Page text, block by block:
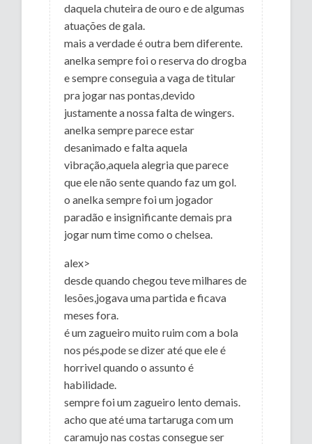
daquela chuteira de ouro e de algumas
atuações de gala.
mais a verdade é outra bem diferente.
anelka sempre foi o reserva do drogba
e sempre conseguia a vaga de titular
pra jogar nas pontas,devido
justamente a nossa falta de wingers.
anelka sempre parece estar
desanimado e falta aquela
vibração,aquela alegria que parece
que ele não sente quando faz um gol.
o anelka sempre foi um jogador
paradão e insignificante demais pra
jogar num time como o chelsea.
alex>
desde quando chegou teve milhares de
lesões,jogava uma partida e ficava
meses fora.
é um zagueiro muito ruim com a bola
nos pés,pode se dizer até que ele é
horrivel quando o assunto é
habilidade.
sempre foi um zagueiro lento demais.
acho que até uma tartaruga com um
caramujo nas costas consegue ser